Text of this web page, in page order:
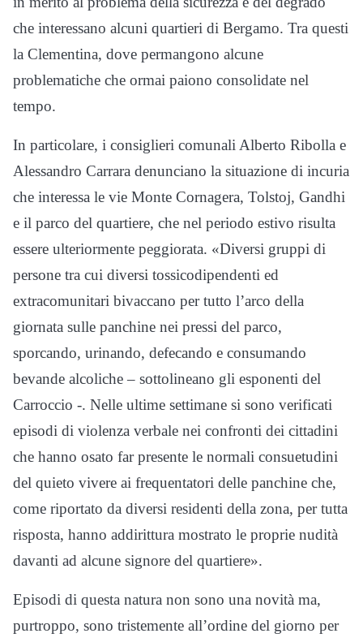
che interessano alcuni quartieri di Bergamo. Tra questi
la Clementina, dove permangono alcune
problematiche che ormai paiono consolidate nel
tempo.
In particolare, i consiglieri comunali Alberto Ribolla e
Alessandro Carrara denunciano la situazione di incuria
che interessa le vie Monte Cornagera, Tolstoj, Gandhi
e il parco del quartiere, che nel periodo estivo risulta
essere ulteriormente peggiorata. «Diversi gruppi di
persone tra cui diversi tossicodipendenti ed
extracomunitari bivaccano per tutto l’arco della
giornata sulle panchine nei pressi del parco,
sporcando, urinando, defecando e consumando
bevande alcoliche – sottolineano gli esponenti del
Carroccio -. Nelle ultime settimane si sono verificati
episodi di violenza verbale nei confronti dei cittadini
che hanno osato far presente le normali consuetudini
del quieto vivere ai frequentatori delle panchine che,
come riportato da diversi residenti della zona, per tutta
risposta, hanno addirittura mostrato le proprie nudità
davanti ad alcune signore del quartiere».
Episodi di questa natura non sono una novità ma,
purtroppo, sono tristemente all’ordine del giorno per